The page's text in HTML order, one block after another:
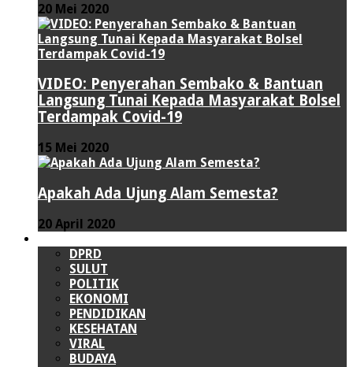
20 Mei 2020
VIDEO: Penyerahan Sembako & Bantuan
Langsung Tunai Kepada Masyarakat Bolsel
Terdampak Covid-19
15 Mei 2020
Apakah Ada Ujung Alam Semesta?
20 April 2020
DPRD
SULUT
POLITIK
EKONOMI
PENDIDIKAN
KESEHATAN
VIRAL
BUDAYA